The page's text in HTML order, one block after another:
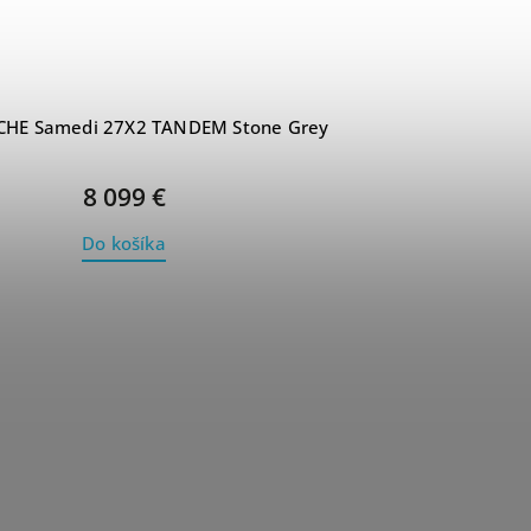
Samedi 27X2 TANDEM Stone Grey
8 099 €
Do košíka